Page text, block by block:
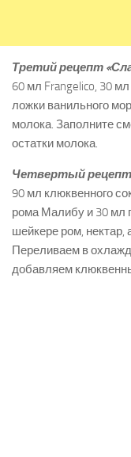
Третий рецепт
60 мл Frangelico, 30
ложки ванильного
молока. Заполните
остатки молока.
Четвертый рецепт
90 мл клюквенного
рома Малибу и 30 мл
шейкере ром,
Переливаем в
добавляем